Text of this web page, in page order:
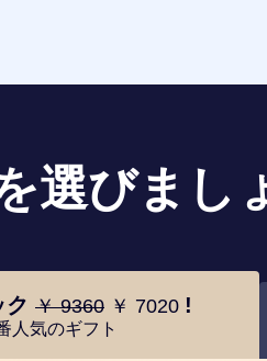
選びまし
ク ￥ 9360 ￥ 7020 !
人気のギフト